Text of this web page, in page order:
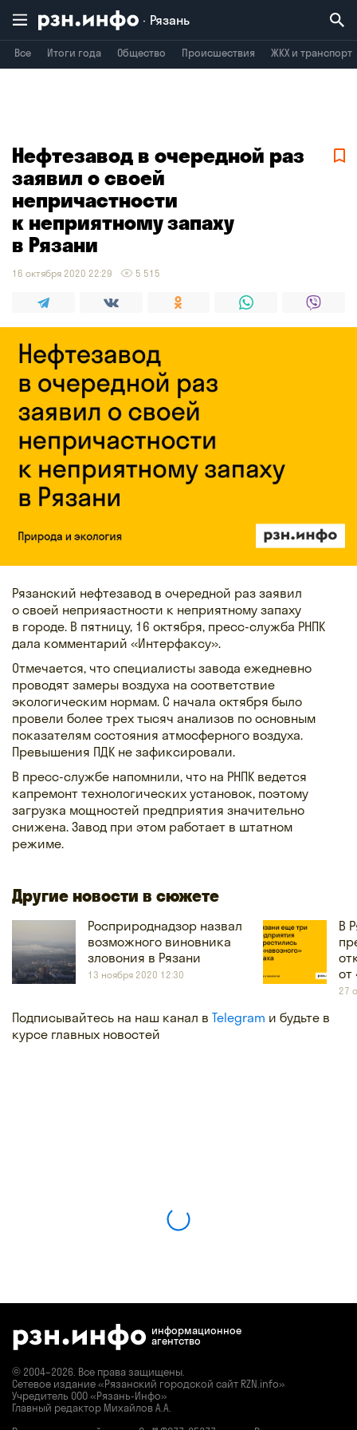
Рязань
Все Итоги года Общество Происшествия ЖКХ и транспорт
Воронеж Брянск
Нефтезавод в очередной раз
заявил о своей
непричастности
к неприятному запаху
в Рязани
16 октября 2020 22:29 5 515
Рязанский нефтезавод в очередной раз заявил
о своей неприяастности к неприятному запаху
в городе. В пятницу, 16 октября, пресс-служба РНПК
дала комментарий «Интерфаксу».
Отмечается, что специалисты завода ежедневно
проводят замеры воздуха на соответствие
экологическим нормам. С начала октября было
провели более трех тысяч анализов по основным
показателям состояния атмосферного воздуха.
Превышения ПДК не зафиксировали.
В пресс-службе напомнили, что на РНПК ведется
капремонт технологических установок, поэтому
загрузка мощностей предприятия значительно
снижена. Завод при этом работает в штатном
режиме.
Другие новости в сюжете
Росприроднадзор назвал
возможного виновника
зловония в Рязани
13 ноября 2020 12:30
В
от
27
Подписывайтесь на наш канал в Telegram и будьте в
курсе главных новостей
информационное
агентство
© 2004–2026. Все права защищены.
Сетевое издание «Рязанский городской сайт RZN.info»
Учредитель ООО «Рязань-Инфо»
Главный редактор Михайлов А.А.